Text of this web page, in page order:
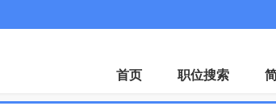
首页 职位搜索